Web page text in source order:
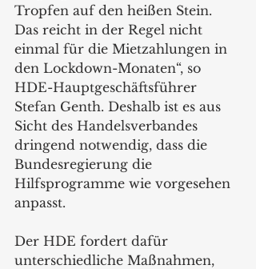
Tropfen auf den heißen Stein.
Das reicht in der Regel nicht
einmal für die Mietzahlungen in
den Lockdown-Monaten“, so
HDE-Hauptgeschäftsführer
Stefan Genth. Deshalb ist es aus
Sicht des Handelsverbandes
dringend notwendig, dass die
Bundesregierung die
Hilfsprogramme wie vorgesehen
anpasst.
Der HDE fordert dafür
unterschiedliche Maßnahmen,